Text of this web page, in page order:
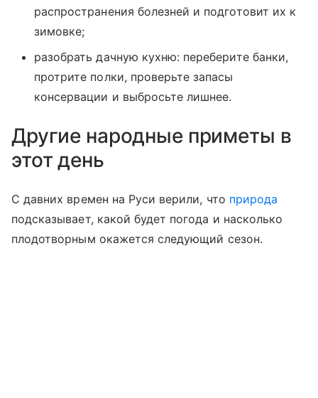
распространения болезней и подготовит их к
зимовке;
разобрать дачную кухню: переберите банки,
протрите полки, проверьте запасы
консервации и выбросьте лишнее.
Другие народные приметы в
этот день
С давних времен на Руси верили, что природа
подсказывает, какой будет погода и насколько
плодотворным окажется следующий сезон.